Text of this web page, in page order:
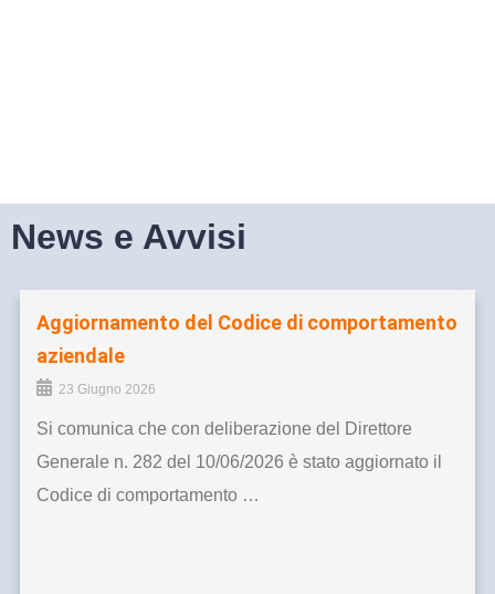
News e Avvisi
Aggiornamento del Codice di comportamento
aziendale
23 Giugno 2026
Si comunica che con deliberazione del Direttore
Generale n. 282 del 10/06/2026 è stato aggiornato il
Codice di comportamento …